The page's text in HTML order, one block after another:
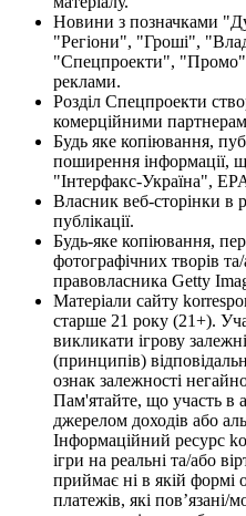
Новини з позначками
"Регіони", "Гроші",
"Спецпроекти", "Промо"
реклами.
Розділ Спецпроекти
комерційними
Будь яке копіювання,
поширення інформації,
"Інтерфакс-Україна",
Власник веб-сторінки в
публікації.
Будь-яке копіювання,
фотографічних творів та/
правовласника Getty
Матеріали сайту
старше 21 року (21+).
викликати ігрову
(принципів)
ознак залежності
Пам'ятайте, що участь в
джерелом доходів або
Інформаційний ресурс
ігри на реальні та/або
приймає ні в якій формі
платежів, які пов’язані/